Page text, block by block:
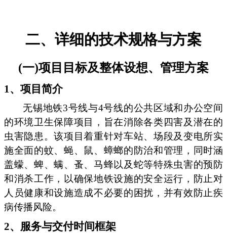
二、详细的技术规格与方案
(一)项目目标及整体设想、管理方案
1、项目简介
无锡地铁3号线与4号线的公共区域和办公空间
的环境卫生保障项目，旨在消除各类四害及潜在的
虫害隐患。该项目着重针对车站、场段及变电所实
施全面的蚊、蝇、鼠、蟑螂的防治和管理，同时涵
盖蠓、蜱、螨、蚤、马蜂以及蛇等特殊虫害的预防
和消杀工作，以确保地铁设施的安全运行，防止对
人员健康和设施造成不必要的困扰，并有效防止疾
病传播风险。
2、服务与交付时间框架